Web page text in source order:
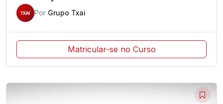
Por Grupo Txai
Matricular-se no Curso